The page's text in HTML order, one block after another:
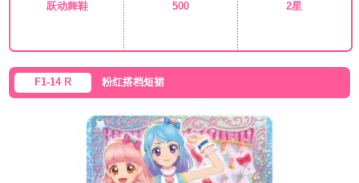
跃动舞鞋 500 2星
F1-14 R 粉红搭档短裙